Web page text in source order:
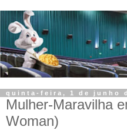
quinta-feira, 1 de junho
Mulher-Maravilha
Woman)